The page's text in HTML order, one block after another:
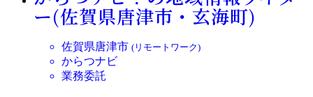
ー(佐賀県唐津市・玄海町)
佐賀県唐津市 (リモートワーク)
からつナビ
業務委託